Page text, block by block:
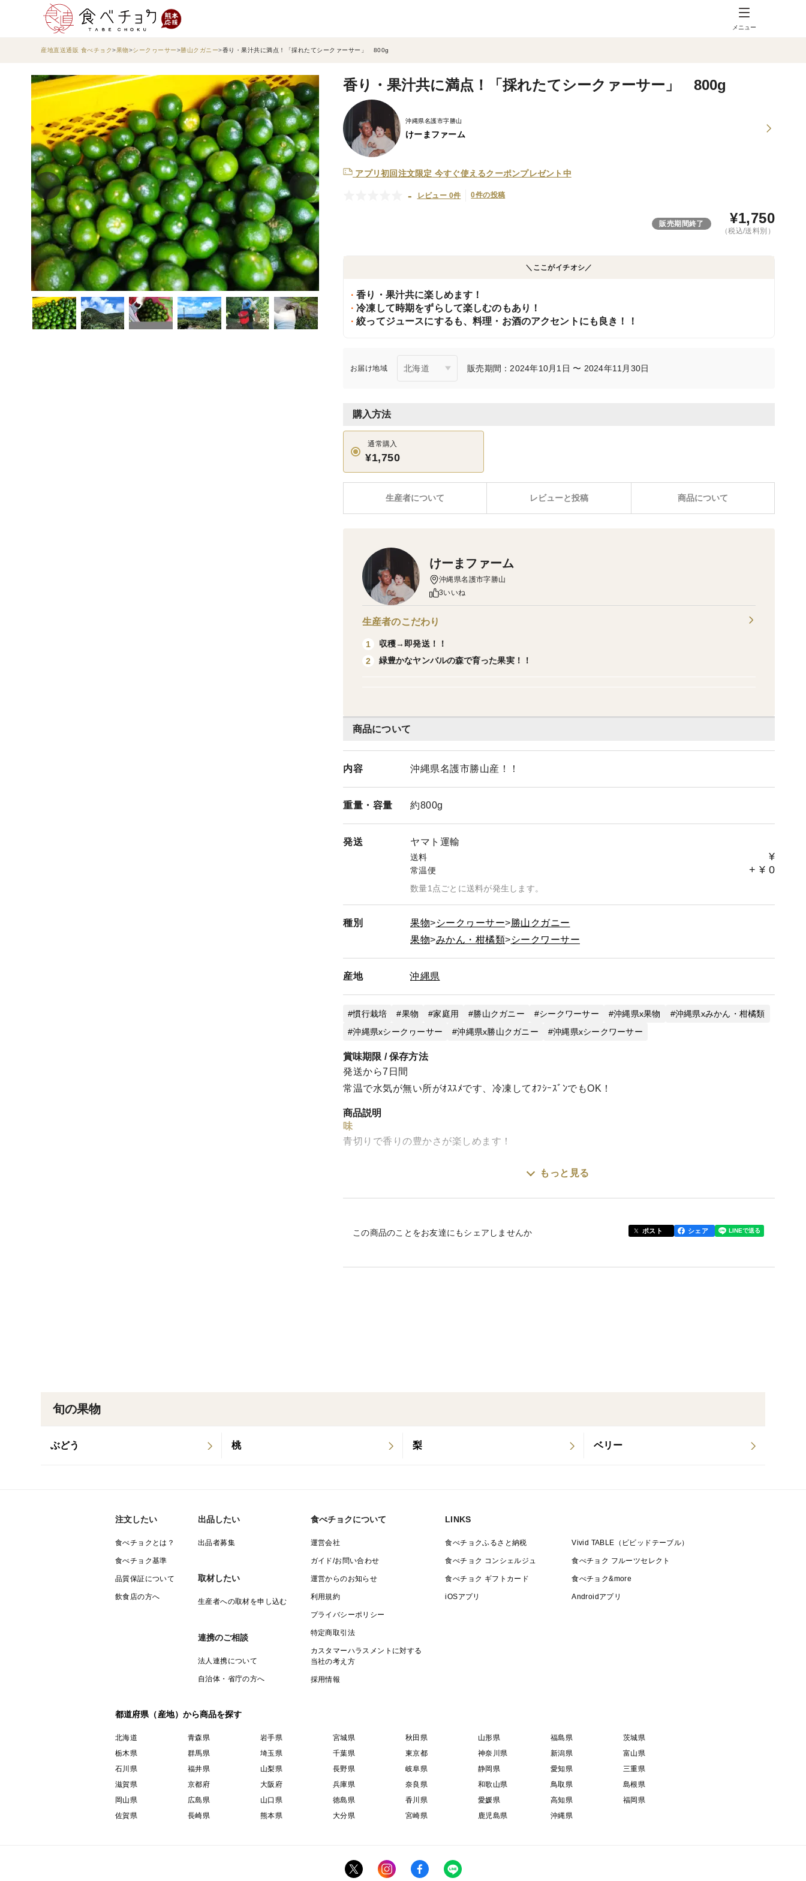
メニュー
産地直送通販 食べチョク 果物 シークヮーサー 勝山クガニー 香り・果汁共に満点！「採れたてシークァーサー」 800g
香り・果汁共に満点！「採れたてシークァーサー」 800g
沖縄県名護市字勝山
けーまファーム
アプリ初回注文限定 今すぐ使えるクーポンプレゼント中
- レビュー 0件 0件の投稿
販売期間終了 ¥1,750
（税込/送料別）
＼ここがイチオシ／
香り・果汁共に楽しめます！
冷凍して時期をずらして楽しむのもあり！
絞ってジュースにするも、料理・お酒のアクセントにも良き！！
お届け地域 販売期間：2024年10月1日 〜 2024年11月30日
購入方法
通常購入
¥1,750
レビューと投稿 商品について
生産者について
商品について
内容 沖縄県名護市勝山産！！
重量・ 容量 約800g
発送 ヤマト運輸
送料 ¥
常温便 + ¥ 0
数量1点ごとに送料が発生します。
種別 果物 シークヮーサー
勝山クガニー
果物
みかん・柑橘類 シークワーサー
産地 沖縄県
慣行栽培 果物 家庭用 勝山クガニー シークワーサー 沖縄県x果物
沖縄県xみかん・柑橘類
沖縄県xシークヮーサー
沖縄県x勝山クガニー 沖縄県xシークワーサー
賞味期限 / 保存方法
発送から7日間
常温で水気が無い所がｵｽｽﾒです、冷凍してｵﾌｼｰｽﾞﾝでもOK！
商品説明
味
青切りで香りの豊かさが楽しめます！
緑豊かな森の中で日差しをたっぷり浴びて育った果実をおたのしみください！
品種の特徴
もっと見る
この商品のことをお友達にもシェアしませんか ポスト シェア
けーまファーム
沖縄県名護市字勝山
3いいね
生産者のこだわり
1
収穫→即発送！！
2
緑豊かなヤンバルの森で育った果実！！
旬の果物
ぶどう 桃 梨 ベリー
注文したい
食べチョクとは？
食べチョク基準
品質保証について
飲食店の方へ
出品したい
出品者募集
取材したい
生産者への取材を申し込む
連携のご相談
法人連携について
自治体・省庁の方へ
食べチョクについて
運営会社
ガイド/お問い合わせ
運営からのお知らせ
利用規約
プライバシーポリシー
特定商取引法
カスタマーハラスメントに対する
当社の考え方
採用情報
LINKS
食べチョクふるさと納税 Vivid TABLE（ビビッドテーブル）
食べチョク コンシェルジュ 食べチョク フルーツセレクト
食べチョク ギフトカード 食べチョク&more
iOSアプリ Androidアプリ
都道府県（産地）から商品を探す
北海道 青森県 岩手県 宮城県 秋田県 山形県 福島県
茨城県
栃木県
群馬県 埼玉県 千葉県 東京都 神奈川県 新潟県
富山県
石川県
福井県 山梨県 長野県 岐阜県 静岡県 愛知県
三重県
滋賀県
京都府 大阪府 兵庫県 奈良県 和歌山県 鳥取県
島根県
岡山県
広島県 山口県 徳島県 香川県 愛媛県 高知県
福岡県
佐賀県
長崎県 熊本県 大分県 宮崎県 鹿児島県 沖縄県